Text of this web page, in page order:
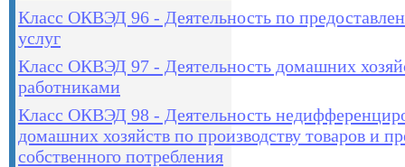
Класс ОКВЭД 96 - Деятельность по
услуг
Класс ОКВЭД 97 - Деятельность домашних
работниками
Класс ОКВЭД 98 - Деятельность
домашних хозяйств по производству товаров и
собственного потребления